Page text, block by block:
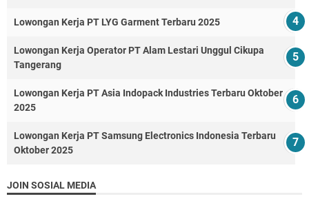
Lowongan Kerja PT LYG Garment Terbaru 2025
Lowongan Kerja Operator PT Alam Lestari Unggul Cikupa
Tangerang
Lowongan Kerja PT Asia Indopack Industries Terbaru Oktober
2025
Lowongan Kerja PT Samsung Electronics Indonesia Terbaru
Oktober 2025
JOIN SOSIAL MEDIA